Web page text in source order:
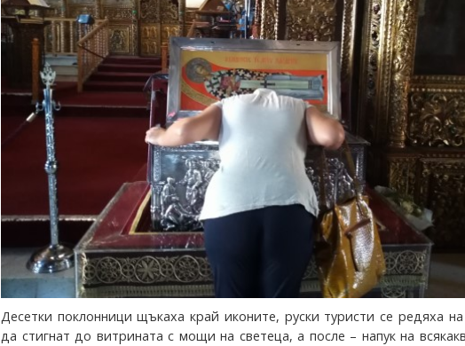
Десетки поклонници щъкаха край иконите, руски туристи се редяха
да стигнат до витрината с мощи на светеца, а после – напук на